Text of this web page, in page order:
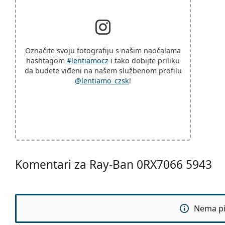
Označite svoju fotografiju s našim naočalama
hashtagom #lentiamocz i tako dobijte priliku
da budete viđeni na našem službenom profilu
@lentiamo_czsk!
Komentari za Ray-Ban 0RX7066 5943
Nema